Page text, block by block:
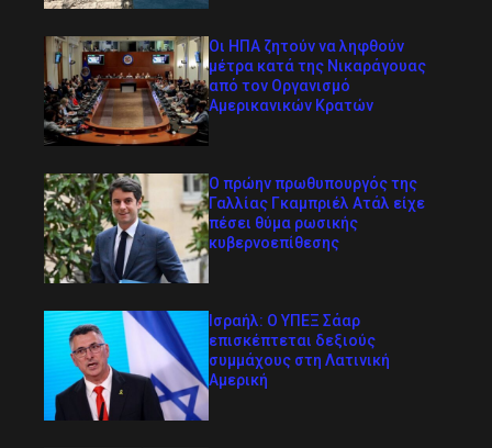
Οι ΗΠΑ ζητούν να ληφθούν
μέτρα κατά της Νικαράγουας
από τον Οργανισμό
Αμερικανικών Κρατών
Ο πρώην πρωθυπουργός της
Γαλλίας Γκαμπριέλ Ατάλ είχε
πέσει θύμα ρωσικής
κυβερνοεπίθεσης
Ισραήλ: Ο ΥΠΕΞ Σάαρ
επισκέπτεται δεξιούς
συμμάχους στη Λατινική
Αμερική